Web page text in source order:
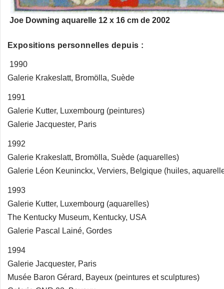
Joe Downing aquarelle 12 x 16 cm de 2002
Expositions personnelles depuis :
1990
Galerie Krakeslatt, Bromölla, Suède
1991
Galerie Kutter, Luxembourg (peintures)
Galerie Jacquester, Paris
1992
Galerie Krakeslatt, Bromölla, Suède (aquarelles)
Galerie Léon Keuninckx, Verviers, Belgique (huiles,
1993
Galerie Kutter, Luxembourg (aquarelles)
The Kentucky Museum, Kentucky, USA
Galerie Pascal Lainé, Gordes
1994
Galerie Jacquester, Paris
Musée Baron Gérard, Bayeux (peintures et sculptures)